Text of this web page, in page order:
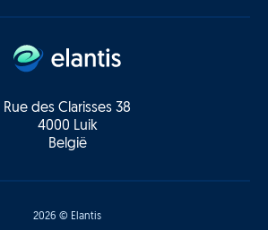
Rue des Clarisses 38
4000 Luik
België
2026 © Elantis